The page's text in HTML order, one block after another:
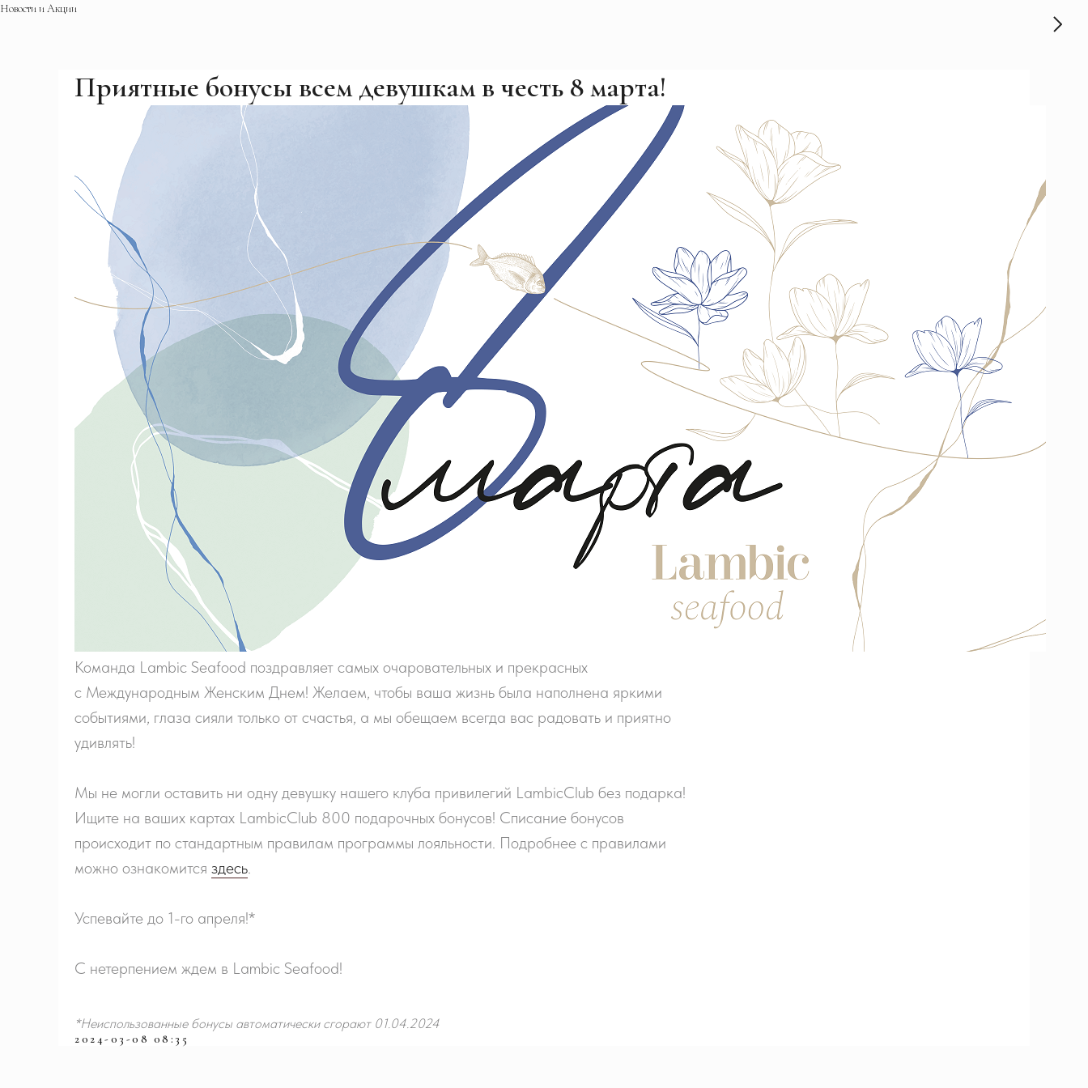
Новости и Акции
Приятные бонусы всем девушкам в честь 8 марта!
Команда Lambic Seafood поздравляет самых очаровательных и прекрасных
с Международным Женским Днем! Желаем, чтобы ваша жизнь была наполнена яркими
событиями, глаза сияли только от счастья, а мы обещаем всегда вас радовать и приятно
удивлять!
Мы не могли оставить ни одну девушку нашего клуба привилегий LambicClub без подарка!
Ищите на ваших картах LambicClub 800 подарочных бонусов! Списание бонусов
происходит по стандартным правилам программы лояльности. Подробнее с правилами
можно ознакомится здесь.
Успевайте до 1-го апреля!*
С нетерпением ждем в Lambic Seafood!
*Неиспользованные бонусы автоматически сгорают 01.04.2024
2024-03-08 08:35